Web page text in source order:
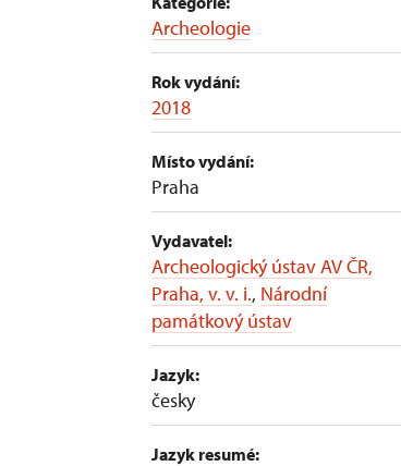
Archeologie
Rok vydání:
2018
Místo vydání:
Praha
Vydavatel:
Archeologický ústav AV ČR,
Praha, v. v. i., Národní
památkový ústav
Jazyk:
česky
Jazyk resumé: